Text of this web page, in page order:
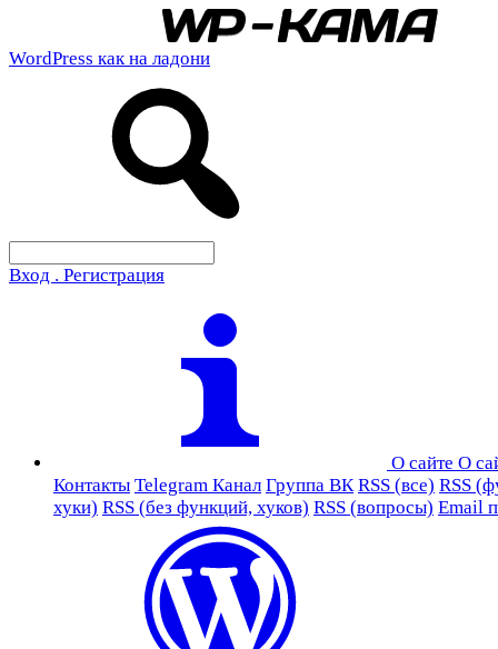
WordPress как на ладони
Вход . Регистрация
О сайте О
Контакты Telegram Канал Группа ВК RSS (все) RSS
хуки) RSS (без функций, хуков) RSS (вопросы) Email